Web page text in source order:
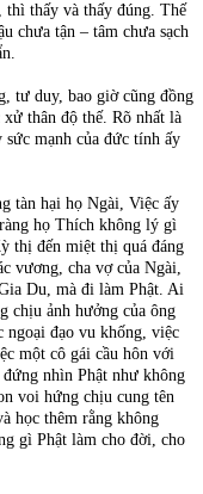
thấy và thấy đúng. Thế
chưa tận – tâm chưa sạch
tư duy, bao giờ cũng đồng
thân độ thế. Rõ nhất là
mạnh của đức tính ấy
tàn hại họ Ngài, Việc ấy
họ Thích không lý gì
thị đến miệt thị quá đáng
vương, cha vợ của Ngài,
Du, mà đi làm Phật. Ai
chịu ảnh hưởng của ông
ngoại đạo vu khống, việc
một cô gái cầu hôn với
nhìn Phật như không
voi hứng chịu cung tên
học thêm rằng không
gì Phật làm cho đời, cho